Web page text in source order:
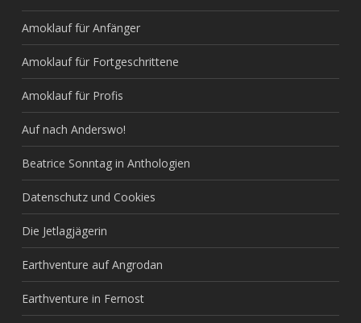
Amoklauf für Anfänger
Amoklauf für Fortgeschrittene
Amoklauf für Profis
Auf nach Anderswo!
Beatrice Sonntag in Anthologien
Datenschutz und Cookies
Die Jetlagjägerin
Earthventure auf Angrodan
Earthventure in Fernost